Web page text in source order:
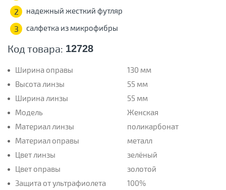
Код товара: 12728
Ширина оправы
130 мм
Высота линзы
55 мм
Ширина линзы
55 мм
Модель
Женская
Материал линзы
поликарбонат
Материал оправы
металл
Цвет линзы
зелёный
Цвет оправы
золотой
Защита от ультрафиолета
100%
2 надежный жесткий футляр
3 салфетка из микрофибры